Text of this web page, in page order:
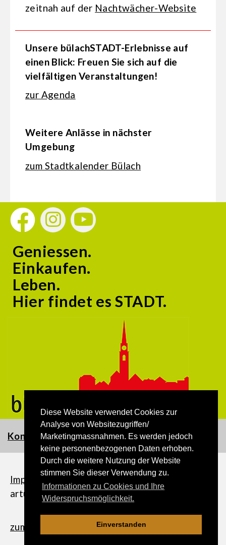
Diese Website verwendet Cookies zur
Analyse von Websitezugriffen/
Marketingmassnahmen. Es werden jedoch
keine personenbezogenen Daten erhoben.
Durch die weitere Nutzung der Website
stimmen Sie dieser Verwendung zu.
Informationen zu Cookies und Ihre
Widerspruchsmöglichkeit.
Einverstanden
zeitnah auf der Nachtwächer-Website
Unsere bülachSTADT-Erlebnisse auf
einen Blick: Freuen Sie sich auf die
vielfältigen Veranstaltungen!
zur Agenda
Weitere Anlässe in nächster
Umgebung
zum Stadtkalender Bülach
Geniessen.
Einkaufen.
Leben.
Hier findet es STADT.
Kontakt
Impressum|Datenschutzerklärung| ©
artundmedia.ch
zum Seitenanfang